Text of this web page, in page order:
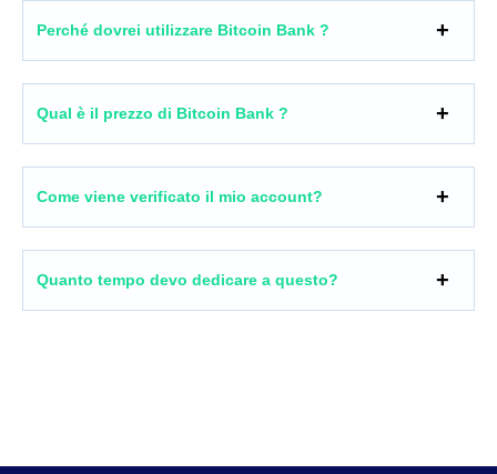
Perché dovrei utilizzare Bitcoin Bank ?
Qual è il prezzo di Bitcoin Bank ?
Come viene verificato il mio account?
Quanto tempo devo dedicare a questo?